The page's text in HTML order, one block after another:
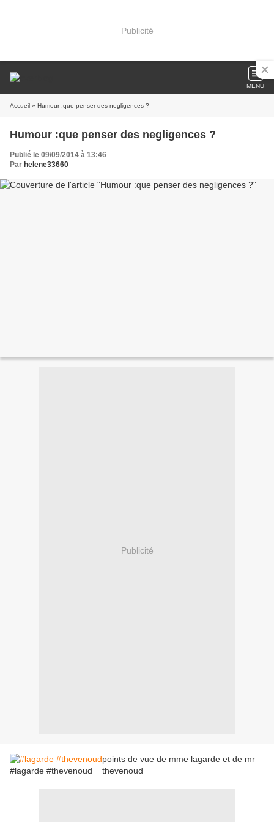
Publicité
MENU
Accueil » Humour :que penser des negligences ?
Humour :que penser des negligences ?
Publié le 09/09/2014 à 13:46
Par helene33660
Publicité
#lagarde #thevenoud
points de vue de mme lagarde et de mr
thevenoud